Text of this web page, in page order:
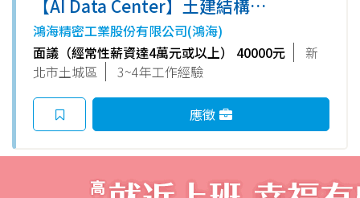
【AI Data Center】土建結構工
程師(土城)-E事業群
鴻海精密工業股份有限公司(鴻海)
面議（經常性薪資達4萬元或以上） 40000元
新
北市土城區
3~4年工作經驗
應徵